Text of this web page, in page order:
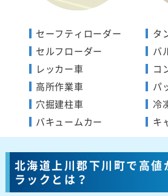
セーフティローダー
セルフローダー
レッカー車
高所作業車
穴掘建柱車
バキュームカー
タ
バ
コ
パ
冷
キ
北海道上川郡下川町で高値
ラックとは？